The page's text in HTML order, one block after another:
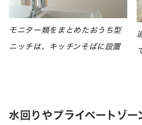
モニター類をまとめたおうち型
ニッチは、キッチンそばに設置
水回りやプライベートゾ